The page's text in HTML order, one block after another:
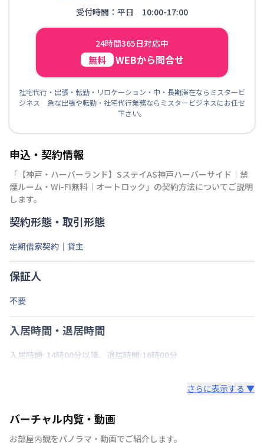
受付時間：平日 10:00-17:00
24時間365日対応中
無料 WEBから問合せ
社宅代行・出張・転勤・リロケーション・中・長期滞在ならミスタービ
ジネス 急な出張や転勤・社宅代行業務ならミスタービジネスにお任せ
下さい。
申込・契約情報
「 【神戸・ハーバーランド】SステイAS神戸ハーバーサイド｜禁
煙ルーム・Wi-Fi無料｜オートロック 」の契約方法についてご説明
します。
契約形態・取引形態
定期借家契約｜貸主
保証人
不要
入居時間・退居時間
入居時間: 14時00分以降、退居時間:16時00分
さらに表示する ▼
バーチャル内覧・動画
お部屋内観をパノラマ・動画でご紹介します。